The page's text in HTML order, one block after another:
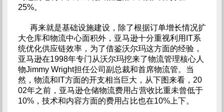
25%。
再来就是基础设施建设，除了根据订单增长情况扩
大仓库和物流中心面积外，亚马逊十分重视利用IT系
统优化供应链效率，为了借鉴沃尔玛这方面的经验，
亚马逊在1998年专门从沃尔玛挖来了物流管理核心人
物Jimmy Wright担任公司副总裁和首席物流管。当
然，物流和IT方面的开支相当巨大，从下图来看，20
02年之前，亚马逊仓储物流费用占营收比重未曾低于
10%，技术和内容方面的费用占比也在10%上下。